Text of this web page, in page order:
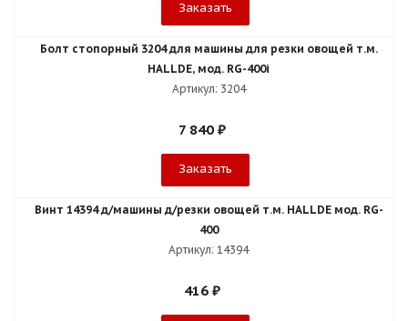
Заказать
Болт стопорный 3204 для машины для резки овощей т.м.
HALLDE, мод. RG-400i
Артикул: 3204
7 840₽
Заказать
Винт 14394 д/машины д/резки овощей т.м. HALLDE мод. RG-
400
Артикул: 14394
416₽